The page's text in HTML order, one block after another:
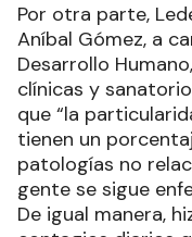
Por otra parte,
Aníbal Gómez, a
Desarrollo
clínicas y
que “la
tienen un
patologías no
gente se sigue
De igual manera,